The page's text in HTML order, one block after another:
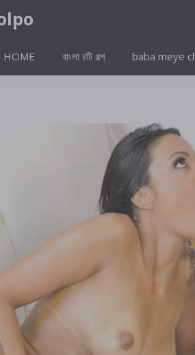
HOME বাংলা চটি গল্প baba meye